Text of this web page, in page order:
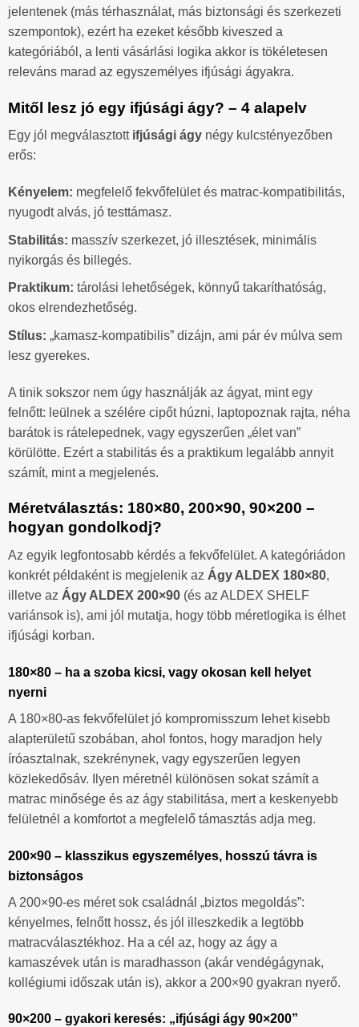
jelentenek (más térhasználat, más biztonsági és szerkezeti
szempontok), ezért ha ezeket később kiveszed a
kategóriából, a lenti vásárlási logika akkor is tökéletesen
releváns marad az egyszemélyes ifjúsági ágyakra.
Mitől lesz jó egy ifjúsági ágy? – 4 alapelv
Egy jól megválasztott ifjúsági ágy négy kulcstényezőben
erős:
Kényelem: megfelelő fekvőfelület és matrac-kompatibilitás,
nyugodt alvás, jó testtámasz.
Stabilitás: masszív szerkezet, jó illesztések, minimális
nyikorgás és billegés.
Praktikum: tárolási lehetőségek, könnyű takaríthatóság,
okos elrendezhetőség.
Stílus: „kamasz-kompatibilis” dizájn, ami pár év múlva sem
lesz gyerekes.
A tinik sokszor nem úgy használják az ágyat, mint egy
felnőtt: leülnek a szélére cipőt húzni, laptopoznak rajta, néha
barátok is rátelepednek, vagy egyszerűen „élet van”
körülötte. Ezért a stabilitás és a praktikum legalább annyit
számít, mint a megjelenés.
Méretválasztás: 180×80, 200×90, 90×200 –
hogyan gondolkodj?
Az egyik legfontosabb kérdés a fekvőfelület. A kategóriádon
konkrét példaként is megjelenik az Ágy ALDEX 180×80,
illetve az Ágy ALDEX 200×90 (és az ALDEX SHELF
variánsok is), ami jól mutatja, hogy több méretlogika is élhet
ifjúsági korban.
180×80 – ha a szoba kicsi, vagy okosan kell helyet
nyerni
A 180×80-as fekvőfelület jó kompromisszum lehet kisebb
alapterületű szobában, ahol fontos, hogy maradjon hely
íróasztalnak, szekrénynek, vagy egyszerűen legyen
közlekedősáv. Ilyen méretnél különösen sokat számít a
matrac minősége és az ágy stabilitása, mert a keskenyebb
felületnél a komfortot a megfelelő támasztás adja meg.
200×90 – klasszikus egyszemélyes, hosszú távra is
biztonságos
A 200×90-es méret sok családnál „biztos megoldás”:
kényelmes, felnőtt hossz, és jól illeszkedik a legtöbb
matracválasztékhoz. Ha a cél az, hogy az ágy a
kamaszévek után is maradhasson (akár vendégágynak,
kollégiumi időszak után is), akkor a 200×90 gyakran nyerő.
90×200 – gyakori keresés: „ifjúsági ágy 90×200”